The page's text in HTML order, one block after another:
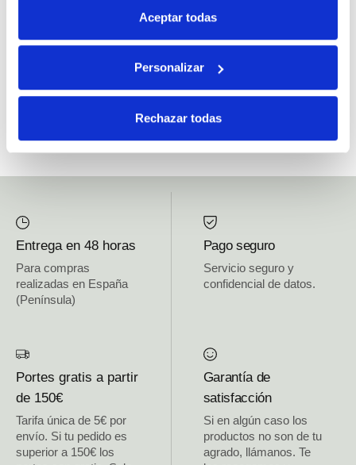
Aceptar todas
Personalizar
Rechazar todas
fines comerciales, legitimación: consentimiento, destinatarios: proveedor de
otros derechos, como se explica en la información adicional.
SUBSCRIBETE AHORA
Entrega en 48 horas
Para compras
realizadas en España
(Península)
Pago seguro
Servicio seguro y
confidencial de datos.
Portes gratis a partir
de 150€
Tarifa única de 5€ por
envío. Si tu pedido es
superior a 150€ los
Garantía de
satisfacción
Si en algún caso los
productos no son de tu
agrado, llámanos. Te